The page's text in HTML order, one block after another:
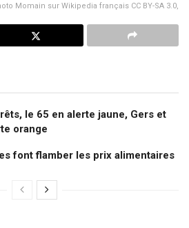
Momain sur Wikipedia français CC BY-SA 3.0,
le 65 en alerte jaune, Gers et
orange
font flamber les prix alimentaires